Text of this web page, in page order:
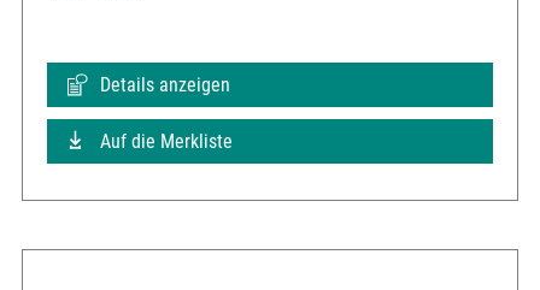
Details anzeigen
Auf die Merkliste